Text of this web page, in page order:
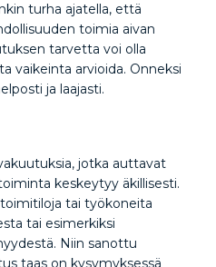
turha ajatella, että
toimia aivan
tarvetta voi olla
vaikeinta arvioida. Onneksi
ja laajasti.
jotka auttavat
keskeytyy äkillisesti.
tai työkoneita
tai esimerkiksi
Niin sanottu
taas on kysymyksessä